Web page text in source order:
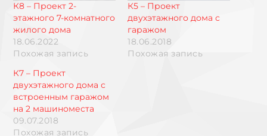
К8 – Проект 2-
этажного 7-комнатного
жилого дома
18.06.2022
Похожая запись
К5 – Проект
двухэтажного дома с
гаражом
18.06.2018
Похожая запись
К7 – Проект
двухэтажного дома с
встроенным гаражом
на 2 машиноместа
09.07.2018
Похожая запись